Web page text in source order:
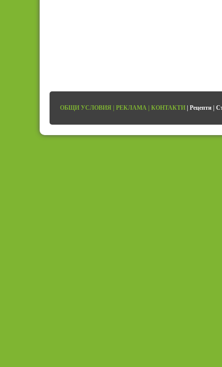
ОБЩИ УСЛОВИЯ РЕКЛАМА КОНТАКТИ Рецепти